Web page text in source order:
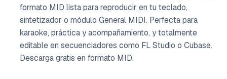
formato MID lista para reproducir en tu teclado,
sintetizador o módulo General MIDI. Perfecta para
karaoke, práctica y acompañamiento, y totalmente
editable en secuenciadores como FL Studio o Cubase.
Descarga gratis en formato MID.